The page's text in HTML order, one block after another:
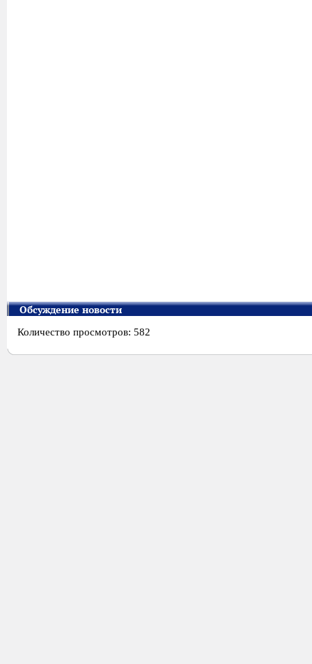
Обсуждение новости
Количество просмотров: 582